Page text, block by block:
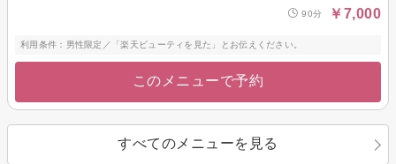
90分 ￥7,000
利用条件：男性限定／「楽天ビューティを見た」とお伝えください。
このメニューで予約
すべてのメニューを見る